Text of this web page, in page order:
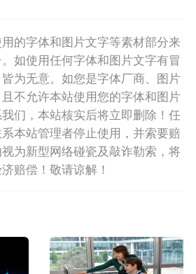
的字体和图片文字等素材部分来
如使用任何字体和图片文字有冒
为无意。如您是字体厂商、图片
不允许本站使用您的字体和图片
们，本站核实后将立即删除！任
本站管理者停止使用，并索要赔
为新型网络碰瓷及敲诈勒索，将
赔偿！敬请谅解！